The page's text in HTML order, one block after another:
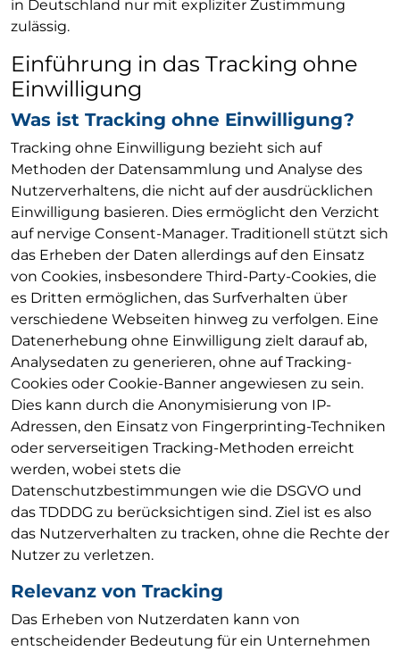
in Deutschland nur mit expliziter Zustimmung
zulässig.
Einführung in das Tracking ohne
Einwilligung
Was ist Tracking ohne Einwilligung?
Tracking ohne Einwilligung bezieht sich auf
Methoden der Datensammlung und Analyse des
Nutzerverhaltens, die nicht auf der ausdrücklichen
Einwilligung basieren. Dies ermöglicht den Verzicht
auf nervige Consent-Manager. Traditionell stützt sich
das Erheben der Daten allerdings auf den Einsatz
von Cookies, insbesondere Third-Party-Cookies, die
es Dritten ermöglichen, das Surfverhalten über
verschiedene Webseiten hinweg zu verfolgen. Eine
Datenerhebung ohne Einwilligung zielt darauf ab,
Analysedaten zu generieren, ohne auf Tracking-
Cookies oder Cookie-Banner angewiesen zu sein.
Dies kann durch die Anonymisierung von IP-
Adressen, den Einsatz von Fingerprinting-Techniken
oder serverseitigen Tracking-Methoden erreicht
werden, wobei stets die
Datenschutzbestimmungen wie die DSGVO und
das TDDDG zu berücksichtigen sind. Ziel ist es also
das Nutzerverhalten zu tracken, ohne die Rechte der
Nutzer zu verletzen.
Relevanz von Tracking
Das Erheben von Nutzerdaten kann von
entscheidender Bedeutung für ein Unternehmen